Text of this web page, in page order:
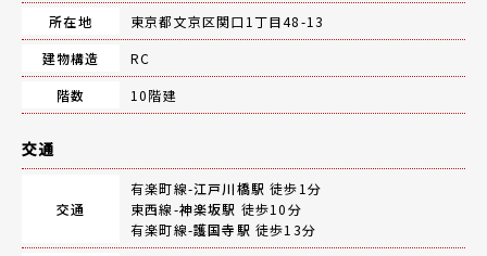
所在地
東京都文京区関口1丁目48-13
建物構造
RC
階数
10階建
交通
交通
有楽町線-江戸川橋駅 徒歩1分
東西線-神楽坂駅 徒歩10分
有楽町線-護国寺駅 徒歩13分